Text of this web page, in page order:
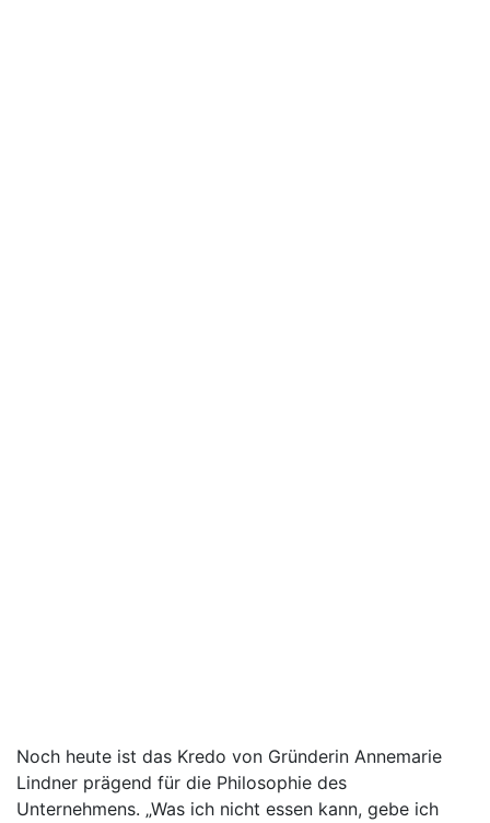
Noch heute ist das Kredo von Gründerin Annemarie
Lindner prägend für die Philosophie des
Unternehmens. „Was ich nicht essen kann, gebe ich